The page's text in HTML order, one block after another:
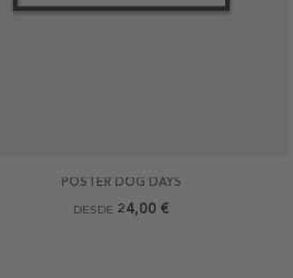
POSTER DOG DAYS
DESDE 24,00 €